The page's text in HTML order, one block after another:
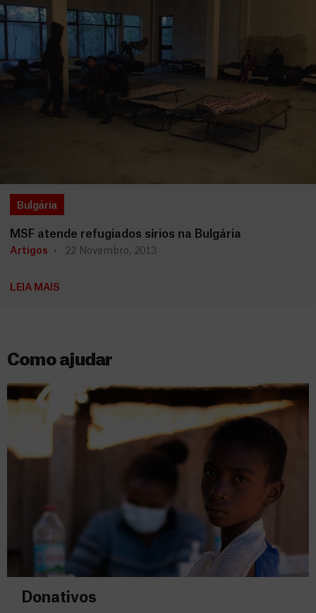
Bulgária
MSF atende refugiados sírios na Bulgária
Artigos 22 Novembro, 2013
LEIA MAIS
Como ajudar
Donativos